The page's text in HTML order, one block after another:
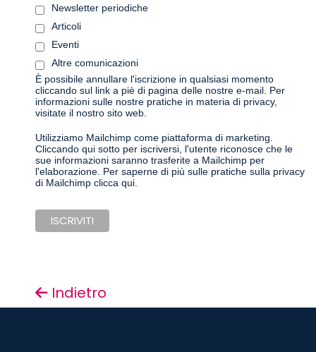
Newsletter periodiche
Articoli
Eventi
Altre comunicazioni
È possibile annullare l'iscrizione in qualsiasi momento
cliccando sul link a piè di pagina delle nostre e-mail. Per
informazioni sulle nostre pratiche in materia di privacy,
visitate il nostro sito web.
Utilizziamo Mailchimp come piattaforma di marketing.
Cliccando qui sotto per iscriversi, l'utente riconosce che le
sue informazioni saranno trasferite a Mailchimp per
l'elaborazione. Per saperne di più sulle pratiche sulla privacy
di Mailchimp clicca qui.
Indietro